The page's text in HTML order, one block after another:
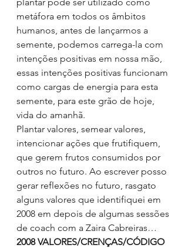
metáfora em todos os âmbitos
humanos, antes de lançarmos a
semente, podemos carrega-la com
intenções positivas em nossa mão,
essas intenções positivas funcionam
como cargas de energia para esta
semente, para este grão de hoje,
vida do amanhã.
Plantar valores, semear valores,
intencionar ações que frutifiquem,
que gerem frutos consumidos por
outros no futuro. Ao escrever posso
gerar reflexões no futuro, rasgato
alguns valores que identifiquei em
2008 em depois de algumas sessões
de coach com a Zaira Cabreiras…
2008 VALORES/CRENÇAS/CÓDIGO